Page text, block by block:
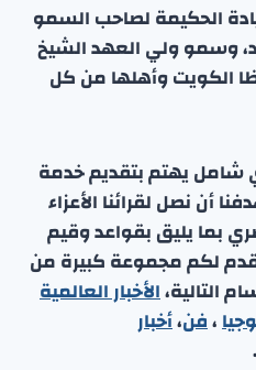
الحكيمة لصاحب السمو
وسمو ولي العهد الشيخ
الكويت وأهلها من كل
شامل يهتم بتقديم خدمة
أن نصل لقرائنا الأعزاء
بما يليق بقواعد وقيم
لكم مجموعة كبيرة من
التالية،الأخبار العالمية
،فن،أخبار
.